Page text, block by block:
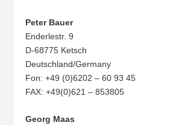
Peter Bauer
Enderlestr. 9
D-68775 Ketsch
Deutschland/Germany
Fon: +49 (0)6202 – 60 93 45
FAX: +49(0)621 – 853805
Georg Maas